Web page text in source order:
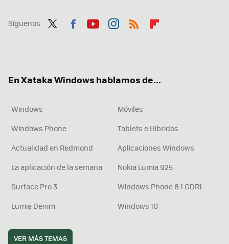
Síguenos
En Xataka Windows hablamos de...
Windows
Móviles
Windows Phone
Tablets e Híbridos
Actualidad en Redmond
Aplicaciones Windows
La aplicación de la semana
Nokia Lumia 925
Surface Pro 3
Windows Phone 8.1 GDR1
Lumia Denim
Windows 10
VER MÁS TEMAS